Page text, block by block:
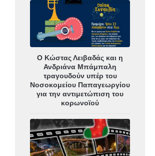
Ο Κώστας Λειβαδάς και η
Ανδριάνα Μπάμπαλη
τραγουδούν υπέρ του
Νοσοκομείου Παπαγεωργίου
για την αντιμετώπιση του
κορωνοϊού